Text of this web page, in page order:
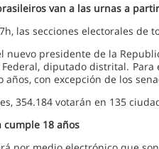
van a las urnas a
las secciones electorales de
nuevo presidente de la
diputado distrital.
años, con excepción de los
354.184 votarán en 135
cumple 18 años